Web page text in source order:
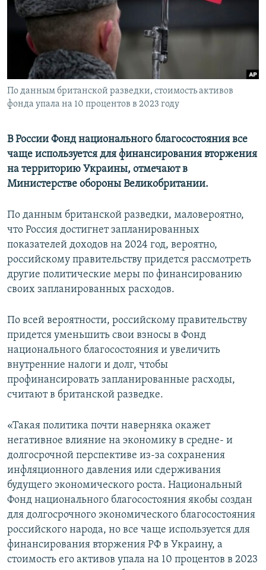
ПОБЕДИТЕЛЕЙ НЕ СУДЯТ?
КРЫМ.НЕПОКОРЕННЫЙ
ELIFBE
УКРАИНСКАЯ ПРОБЛЕМА КРЫМА
ПРИСОЕДИНЯЙТЕСЬ!
Все сайты RFE/RL
По данным британской разведки, стоимость активов
фонда упала на 10 процентов в 2023 году
В России Фонд национального благосостояния все
чаще используется для финансирования вторжения
на территорию Украины, отмечают в
Министерстве обороны Великобритании.
По данным британской разведки, маловероятно,
что Россия достигнет запланированных
показателей доходов на 2024 год, вероятно,
российскому правительству придется рассмотреть
другие политические меры по финансированию
своих запланированных расходов.
По всей вероятности, российскому правительству
придется уменьшить свои взносы в Фонд
национального благосостояния и увеличить
внутренние налоги и долг, чтобы
профинансировать запланированные расходы,
считают в британской разведке.
«Такая политика почти наверняка окажет
негативное влияние на экономику в средне- и
долгосрочной перспективе из-за сохранения
инфляционного давления или сдерживания
будущего экономического роста. Национальный
Фонд национального благосостояния якобы создан
для долгосрочного экономического благосостояния
российского народа, но все чаще используется для
финансирования вторжения РФ в Украину, а
стоимость его активов упала на 10 процентов в 2023